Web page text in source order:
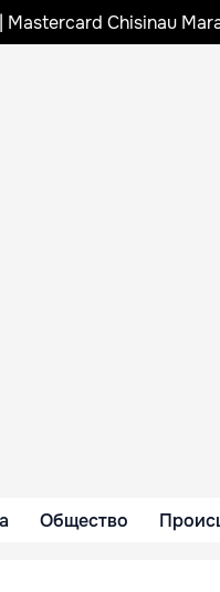
Mastercard Chisinau
Общество